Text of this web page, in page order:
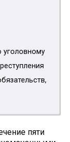
уголовному
пяти